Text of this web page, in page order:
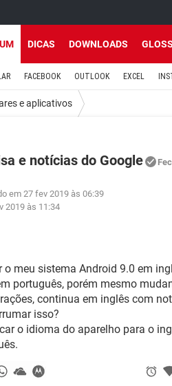
DICAS DOWNLOADS
FACEBOOK OUTLOOK EXCEL
e aplicativos
e notícias do Google
em 27 fev 2019 às 06:39
2019 às 11:34
o meu sistema Android 9.0 em
português, porém mesmo
continua em inglês com
isso?
o idioma do aparelho para o